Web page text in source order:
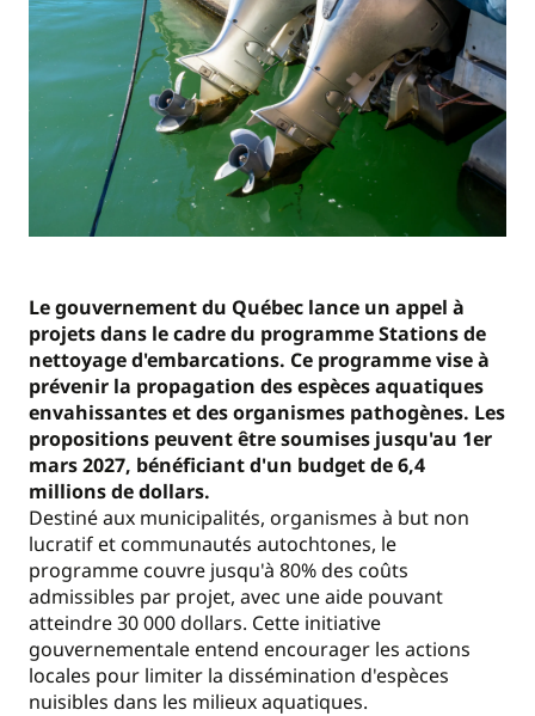
Le gouvernement du Québec lance un appel à
projets dans le cadre du programme Stations de
nettoyage d'embarcations. Ce programme vise à
prévenir la propagation des espèces aquatiques
envahissantes et des organismes pathogènes. Les
propositions peuvent être soumises jusqu'au 1er
mars 2027, bénéficiant d'un budget de 6,4
millions de dollars.
Destiné aux municipalités, organismes à but non
lucratif et communautés autochtones, le
programme couvre jusqu'à 80% des coûts
admissibles par projet, avec une aide pouvant
atteindre 30 000 dollars. Cette initiative
gouvernementale entend encourager les actions
locales pour limiter la dissémination d'espèces
nuisibles dans les milieux aquatiques.